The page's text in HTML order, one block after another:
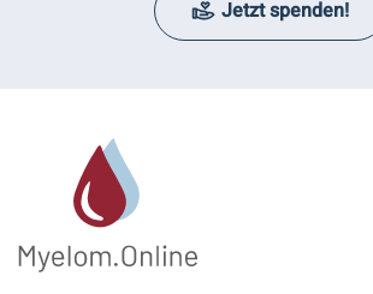
Jetzt spenden!